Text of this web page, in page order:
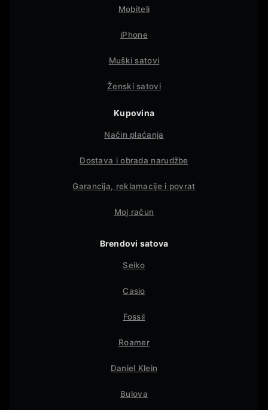
Mobiteli
iPhone
Muški satovi
Ženski satovi
Kupovina
Način plaćanja
Dostava i obrada narudžbe
Garancija, reklamacije i povrat
Moj račun
Brendovi satova
Seiko
Casio
Fossil
Roamer
Daniel Klein
Bulova